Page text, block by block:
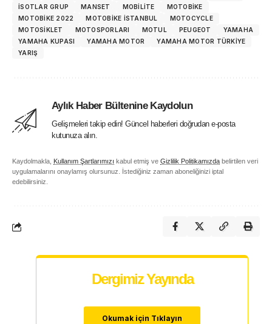
İSOTLAR GRUP
MANSET MOBILITE
MOTOBIKE
MOTOBIKE 2022
MOTOBIKE ISTANBUL
MOTOCYCLE
MOTOSIKLET
MOTOSPORLARI MOTUL PEUGEOT
YAMAHA
YAMAHA KUPASI
YAMAHA MOTOR
YAMAHA MOTOR TÜRKIYE
YARIŞ
Aylık Haber Bültenine Kaydolun
Gelişmeleri takip edin! Güncel haberleri doğrudan e-posta
kutunuza alın.
Kaydolmakla, Kullanım Şartlarımızı kabul etmiş ve Gizlilik Politikamızda belirtilen veri
uygulamalarını onaylamış olursunuz. İstediğiniz zaman aboneliğinizi iptal
edebilirsiniz.
Dergimiz Yayında
Okumak için Tıklayın